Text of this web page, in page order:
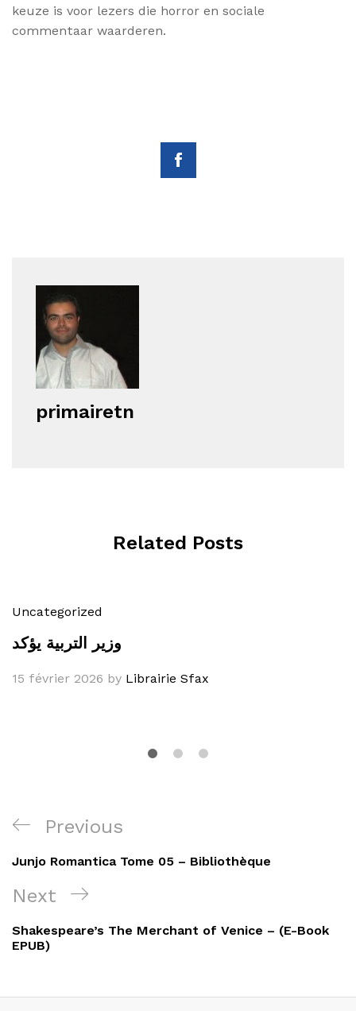
keuze is voor lezers die horror en sociale
commentaar waarderen.
primairetn
Related Posts
Uncategorized
وزير التربية يؤكد
15 février 2026 by Librairie Sfax
Navigation
de
l’article
Previous
Post
Previous
Junjo Romantica Tome 05 – Bibliothèque
Next
Post
Next
Shakespeare’s The Merchant of Venice – (E-Book
EPUB)